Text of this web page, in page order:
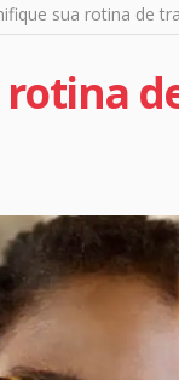
sua rotina de